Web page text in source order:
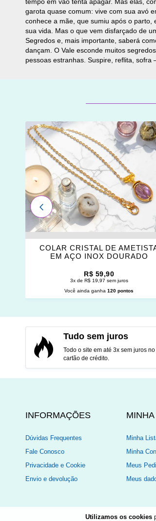
Utilizamos os cookies
tempo em vão tenta apagar. Mas elas,
garota quase comum: vive com sua avó
conhece a mãe, que sumiu após o
sua vida. Mas o que vem disfarçado de
Segredos e, mais importante, saberá
dançam. O Vale esconde muitos
pessoas estranhas. Suspire, reflita,
ADICIONAR
OS
FAVORITOS
COLAR CRISTAL DE
EM AÇO INOX DOURADO
R$ 59,90
3x de R$ 19,97 sem juros
Você ainda ganha120 pontos
ANTERIOR
Tudo sem juros
Todo o site em até 3x sem juros no
cartão de crédito.
INFORMAÇÕES
Dúvidas Frequentes
Fale Conosco
Privacidade e Cookie
Envio e devolução
Minha
Minha
Meus
Meus